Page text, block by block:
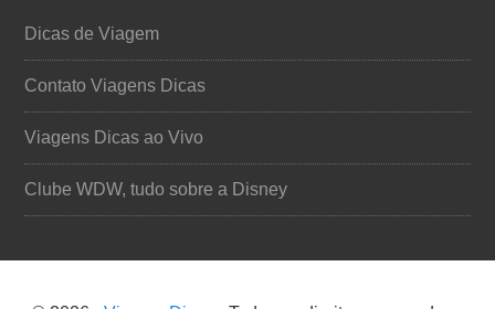
Dicas de Viagem
Contato Viagens Dicas
Viagens Dicas ao Vivo
Clube WDW, tudo sobre a Disney